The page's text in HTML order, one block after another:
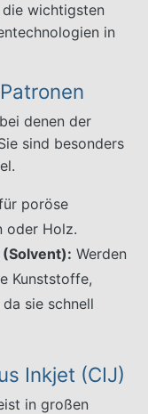
wichtigsten
in
denen der
sind besonders
poröse
oder Holz.
Werden
Kunststoffe,
sie schnell
Inkjet (CIJ)
in großen